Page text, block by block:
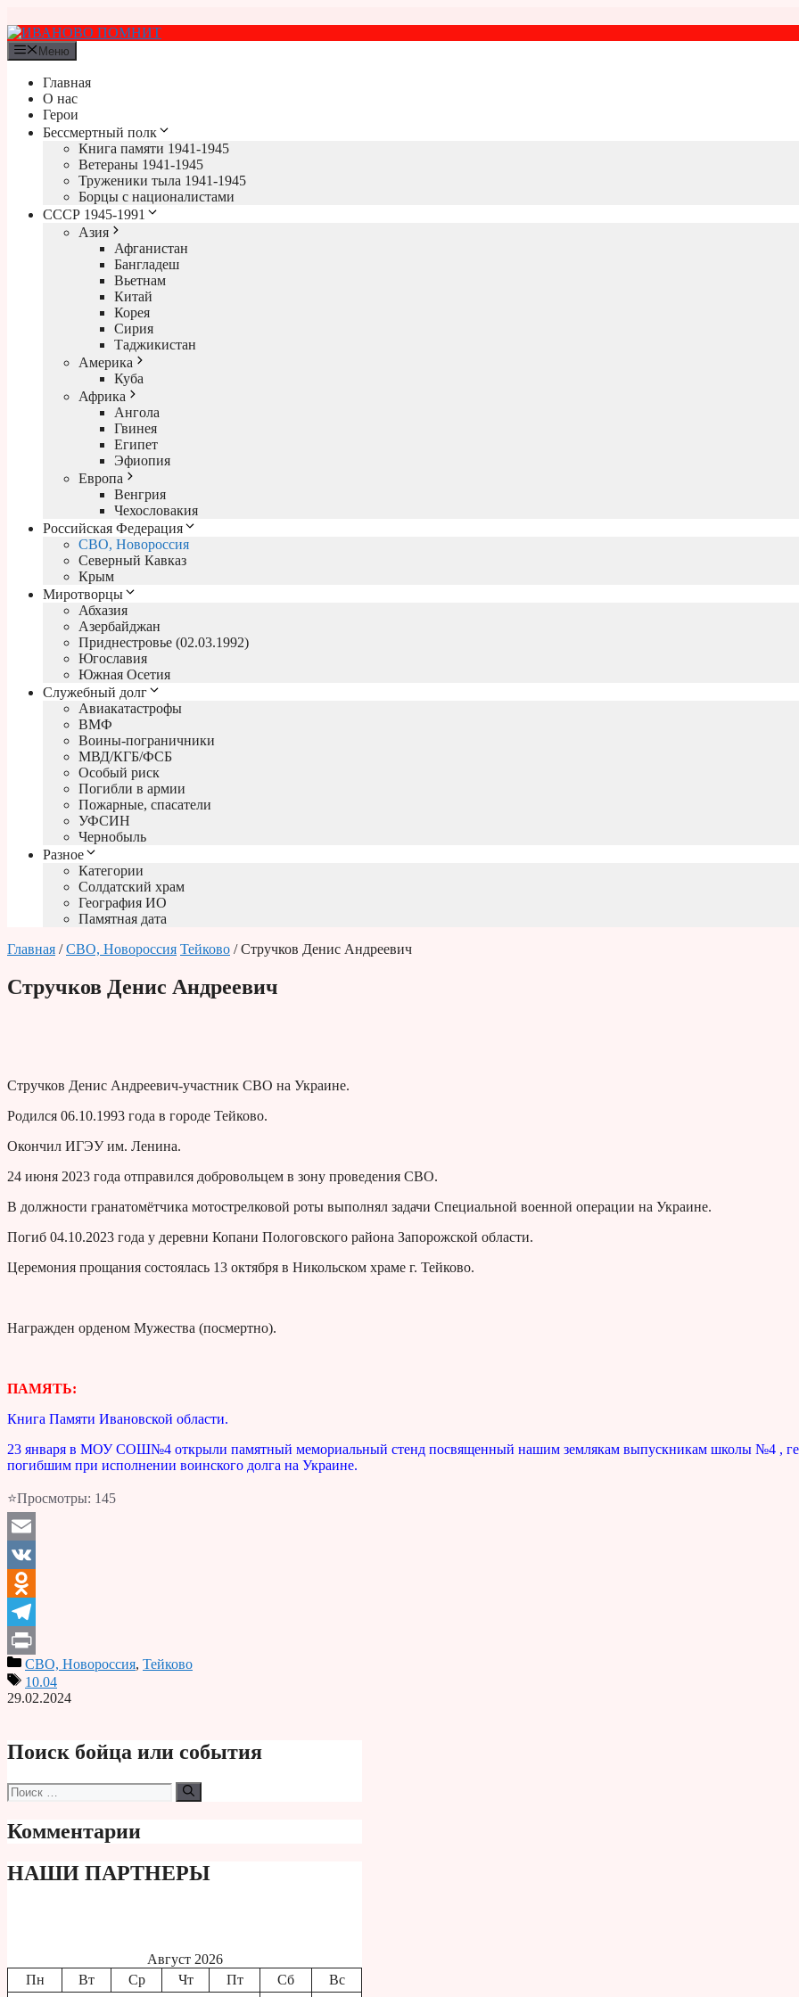
к
содержимому
Меню
Главная
О нас
Герои
Бессмертный полк
Книга памяти 1941-1945
Ветераны 1941-1945
Труженики тыла 1941-1945
Борцы с националистами
СССР 1945-1991
Азия
Афганистан
Бангладеш
Вьетнам
Китай
Корея
Сирия
Таджикистан
Америка
Куба
Африка
Ангола
Гвинея
Египет
Эфиопия
Европа
Венгрия
Чехословакия
Российская Федерация
СВО, Новороссия
Северный Кавказ
Крым
Миротворцы
Абхазия
Азербайджан
Приднестровье (02.03.1992)
Югославия
Южная Осетия
Служебный долг
Авиакатастрофы
ВМФ
Воины-пограничники
МВД/КГБ/ФСБ
Особый риск
Погибли в армии
Пожарные, спасатели
УФСИН
Чернобыль
Разное
Категории
Солдатский храм
География ИО
Памятная дата
Главная /СВО, Новороссия Тейково / Стручков Денис Андреевич
Стручков Денис Андреевич
Стручков Денис Андреевич-участник СВО на Украине.
Родился 06.10.1993 года в городе Тейково.
Окончил ИГЭУ им. Ленина.
24 июня 2023 года отправился добровольцем в зону проведения СВО.
В должности гранатомётчика мотострелковой роты выполнял задачи Специальной военной операции на Украине.
Погиб 04.10.2023 года у деревни Копани Пологовского района Запорожской области.
Церемония прощания состоялась 13 октября в Никольском храме г. Тейково.
Награжден орденом Мужества (посмертно).
ПАМЯТЬ:
Книга Памяти Ивановской области.
23 января в МОУ СОШ№4 открыли памятный мемориальный стенд посвященный нашим землякам выпускникам школы №4 ,
погибшим при исполнении воинского долга на Украине.
⭐Просмотры: 145
Email
VK
Odnoklassniki
Telegram
PrintСВО, Новороссия, Тейково
10.04
29.02.2024
Поиск бойца или события
Поиск:
Комментарии
НАШИ ПАРТНЕРЫ
Август 2026
Пн
Вт Ср Чт Пт Сб
Вс